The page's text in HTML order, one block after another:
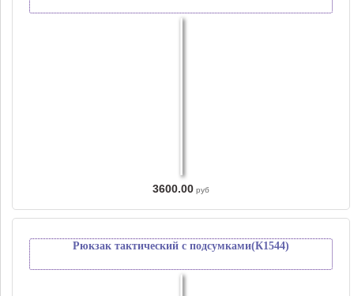
3600.00 руб
Рюкзак тактический с подсумками(К1544)